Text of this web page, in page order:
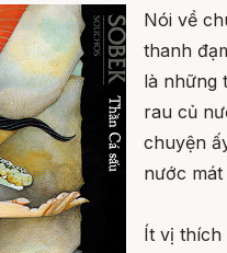
Nói về
thanh
là những
rau củ
chuyện
nước mát
Ít vị thích